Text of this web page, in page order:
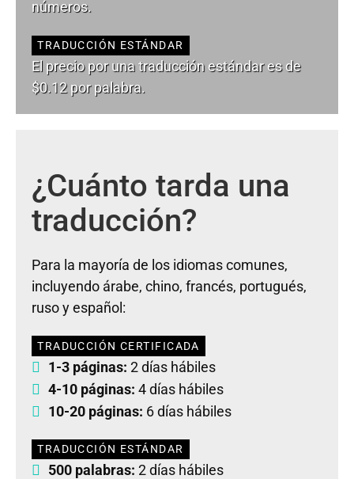
números.
TRADUCCIÓN ESTÁNDAR
El precio por una traducción estándar es de
$0.12 por palabra.
¿Cuánto tarda una
traducción?
Para la mayoría de los idiomas comunes,
incluyendo árabe, chino, francés, portugués,
ruso y español:
TRADUCCIÓN CERTIFICADA
1-3 páginas: 2 días hábiles
4-10 páginas: 4 días hábiles
10-20 páginas: 6 días hábiles
TRADUCCIÓN ESTÁNDAR
500 palabras: 2 días hábiles